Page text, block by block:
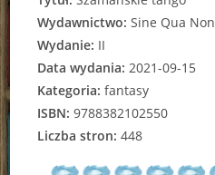
Wydawnictwo: Sine Qua Non
Wydanie: II
Data wydania: 2021-09-15
Kategoria: fantasy
ISBN: 9788382102550
Liczba stron: 448